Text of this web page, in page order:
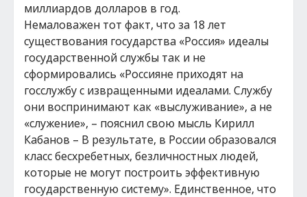
миллиардов долларов в год.
Немаловажен тот факт, что за 18 лет
существования государства «Россия» идеалы
государственной службы так и не
сформировались «Россияне приходят на
госслужбу с извращенными идеалами. Службу
они воспринимают как «выслуживание», а не
«служение», – пояснил свою мысль Кирилл
Кабанов – В результате, в России образовался
класс бесхребетных, безличностных людей,
которые не могут построить эффективную
государственную систему». Единственное, что